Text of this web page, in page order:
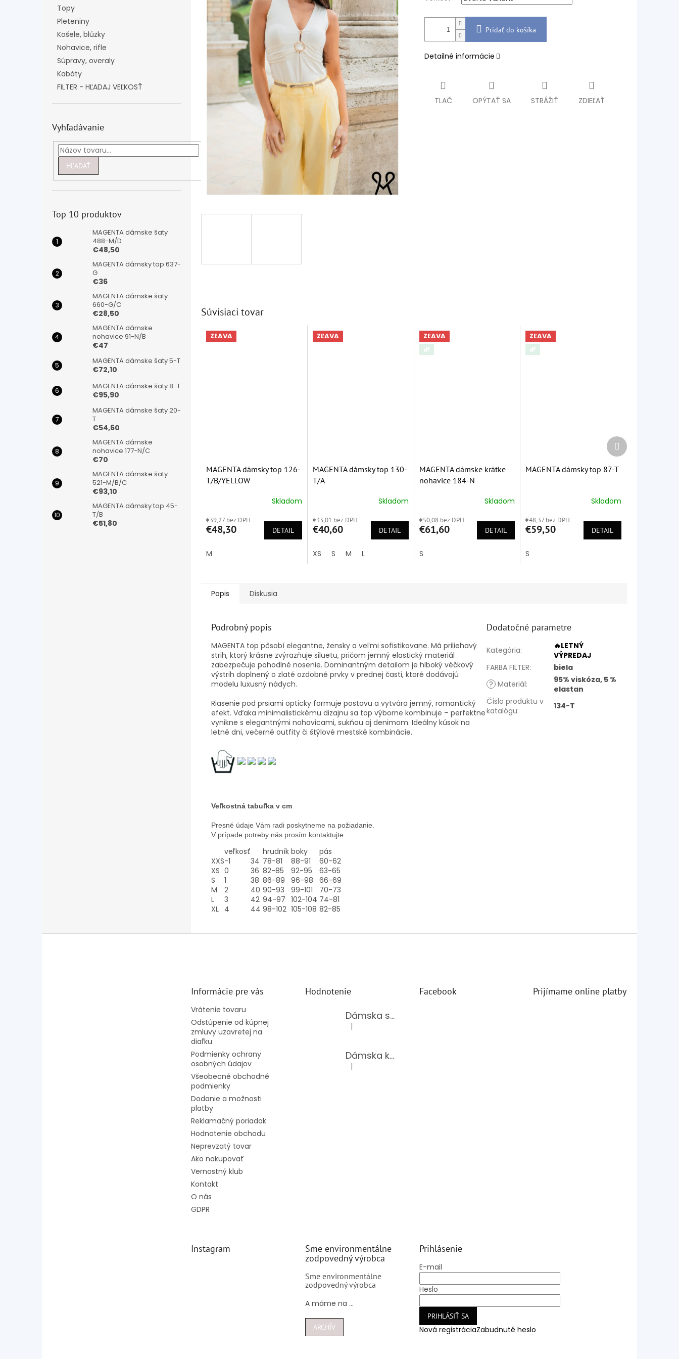
Topy
Pleteniny
Košele, blúzky
Nohavice, rifle
Súpravy, overaly
Kabáty
FILTER - HĽADAJ VEĽKOSŤ
Vyhľadávanie
HĽADAŤ
Top 10 produktov
MAGENTA dámske šaty
488-M/D
€48,50
MAGENTA dámsky top 637-
G
€36
MAGENTA dámske šaty
660-G/C
€28,50
MAGENTA dámske
nohavice 91-N/B
€47
MAGENTA dámske šaty 5-T
€72,10
MAGENTA dámske šaty 8-T
€95,90
MAGENTA dámske šaty 20-
T
€54,60
MAGENTA dámske
nohavice 177-N/C
€70
MAGENTA dámske šaty
521-M/B/C
€93,10
MAGENTA dámsky top 45-
T/B
€51,80
Pridať do košíka
Detailné informácie
TLAČ OPÝTAŤ SA STRÁŽIŤ ZDIEĽAŤ
Súvisiaci tovar
ZĽAVA
MAGENTA dámsky top 126-
T/B/YELLOW
produktu
je
z
Skladom
€39,27 bez DPH
€48,30 DETAIL
M
ZĽAVA
MAGENTA dámsky top 130-
T/A
produktu
je
z
Skladom
€33,01 bez DPH
€40,60 DETAIL
XS S M L
ZĽAVA
🌿
MAGENTA dámske krátke
nohavice 184-N
produktu
je
z
Skladom
€50,08 bez DPH
€61,60 DETAIL
S
ZĽAVA
🌿
MAGENTA dámsky top 87-T
produktu
je
z
Skladom
€48,37 bez DPH
€59,50 DETAIL
S
Ďalší
produkt
Popis Diskusia
Podrobný popis
MAGENTA top pôsobí elegantne, žensky a veľmi sofistikovane. Má priliehavý
strih, ktorý krásne zvýrazňuje siluetu, pričom jemný elastický materiál
zabezpečuje pohodlné nosenie. Dominantným detailom je hlboký véčkový
výstrih doplnený o zlaté ozdobné prvky v prednej časti, ktoré dodávajú
modelu luxusný nádych.
Riasenie pod prsiami opticky formuje postavu a vytvára jemný, romantický
efekt. Vďaka minimalistickému dizajnu sa top výborne kombinuje – perfektne
vynikne s elegantnými nohavicami, sukňou aj denimom. Ideálny kúsok na
letné dni, večerné outfity či štýlové mestské kombinácie.
Veľkostná tabuľka v cm
Presné údaje Vám radi poskytneme na požiadanie.
V prípade potreby nás prosím kontaktujte.
veľkosť hrudník boky
pás
XXS-1 34 78-81 88-91
60-62
XS 0 36 82-85 92-95
63-65
S
1 38 86-89 96-98
66-69
M
2 40 90-93 99-101
70-73
L
3 42 94-97 102-104 74-81
XL 4 44 98-102 105-108 82-85
Dodatočné parametre
Kategória:
🔥LETNÝ
VÝPREDAJ
FARBA FILTER:
biela
? Materiál:
95% viskóza, 5 %
elastan
Číslo produktu v
katalógu: 134-T
Informácie pre vás
Vrátenie tovaru
Odstúpenie od kúpnej
zmluvy uzavretej na
diaľku
Podmienky ochrany
osobných údajov
Všeobecné obchodné
podmienky
Dodanie a možnosti
platby
Reklamačný poriadok
Hodnotenie obchodu
Neprevzatý tovar
Ako nakupovať
Vernostný klub
Kontakt
O nás
GDPR
Hodnotenie
Dámska súprava 62875/BLACK
Hodnotenie produktu je 5 z 5 hviezdičiek.
|
Dámska kožená kabelka TS-112-14/CHOCO
Hodnotenie produktu je 5 z 5 hviezdičiek.
|
Facebook Prijímame online platby
Instagram
Sme environmentálne
zodpovedný výrobca
Sme environmentálne
zodpovedný výrobca
A máme na ...
ARCHÍV
Prihlásenie
E-mail
Heslo
PRIHLÁSIŤ SA
Nová registráciaZabudnuté heslo